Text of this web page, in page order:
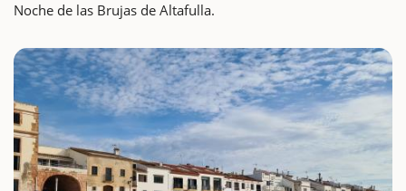
Noche de las Brujas de Altafulla.